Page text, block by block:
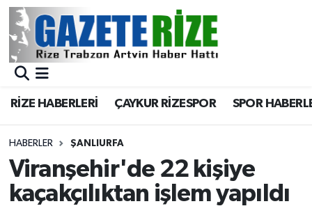
RİZE HABERLERİ ÇAYKUR RİZESPOR SPOR
HABERLER ŞANLIURFA
Viranşehir'de 22 kişiye
kaçakçılıktan işlem yapıldı
BÖLGEMİZ
Asayiş
Rize Jandarma Komutanlığı
Bilim Teknoloji
Merkez Nöbetçi Eczaneler
Merkez Trafik Yoğunluk Haritası
Süper Lig Puan Durumu ve Fikstür
Tüm Manşetler